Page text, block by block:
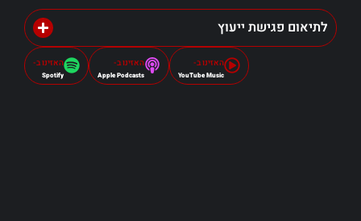
לתיאום פגישת ייעוץ
האזינו ב-
Spotify
האזינו ב-
Apple Podcasts
האזינו ב-
YouTube Music